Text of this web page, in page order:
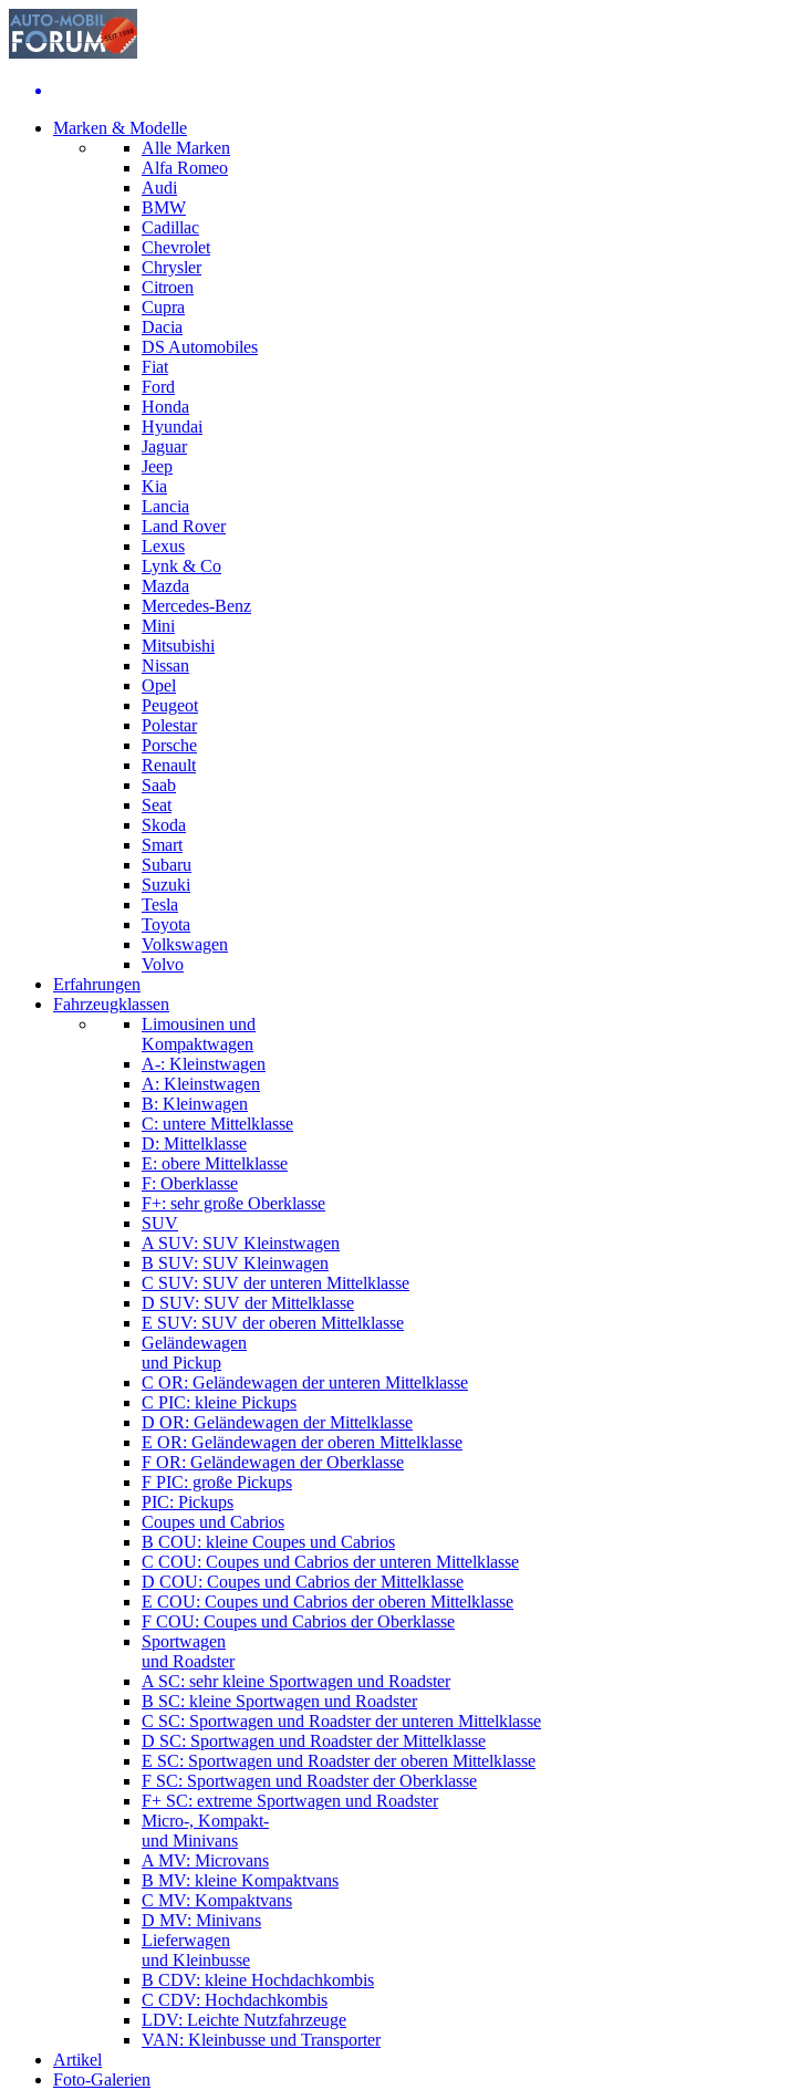
Marken & Modelle
Alle Marken
Alfa Romeo
Audi
BMW
Cadillac
Chevrolet
Chrysler
Citroen
Cupra
Dacia
DS Automobiles
Fiat
Ford
Honda
Hyundai
Jaguar
Jeep
Kia
Lancia
Land Rover
Lexus
Lynk & Co
Mazda
Mercedes-Benz
Mini
Mitsubishi
Nissan
Opel
Peugeot
Polestar
Porsche
Renault
Saab
Seat
Skoda
Smart
Subaru
Suzuki
Tesla
Toyota
Volkswagen
Volvo
Erfahrungen
Fahrzeugklassen
Limousinen und
Kompaktwagen
A-: Kleinstwagen
A: Kleinstwagen
B: Kleinwagen
C: untere Mittelklasse
D: Mittelklasse
E: obere Mittelklasse
F: Oberklasse
F+: sehr große Oberklasse
SUV
A SUV: SUV Kleinstwagen
B SUV: SUV Kleinwagen
C SUV: SUV der unteren Mittelklasse
D SUV: SUV der Mittelklasse
E SUV: SUV der oberen Mittelklasse
Geländewagen
und Pickup
C OR: Geländewagen der unteren Mittelklasse
C PIC: kleine Pickups
D OR: Geländewagen der Mittelklasse
E OR: Geländewagen der oberen Mittelklasse
F OR: Geländewagen der Oberklasse
F PIC: große Pickups
PIC: Pickups
Coupes und Cabrios
B COU: kleine Coupes und Cabrios
C COU: Coupes und Cabrios der unteren Mittelklasse
D COU: Coupes und Cabrios der Mittelklasse
E COU: Coupes und Cabrios der oberen Mittelklasse
F COU: Coupes und Cabrios der Oberklasse
Sportwagen
und Roadster
A SC: sehr kleine Sportwagen und Roadster
B SC: kleine Sportwagen und Roadster
C SC: Sportwagen und Roadster der unteren Mittelklasse
D SC: Sportwagen und Roadster der Mittelklasse
E SC: Sportwagen und Roadster der oberen Mittelklasse
F SC: Sportwagen und Roadster der Oberklasse
F+ SC: extreme Sportwagen und Roadster
Micro-, Kompakt-
und Minivans
A MV: Microvans
B MV: kleine Kompaktvans
C MV: Kompaktvans
D MV: Minivans
Lieferwagen
und Kleinbusse
B CDV: kleine Hochdachkombis
C CDV: Hochdachkombis
LDV: Leichte Nutzfahrzeuge
VAN: Kleinbusse und Transporter
Artikel
Foto-Galerien